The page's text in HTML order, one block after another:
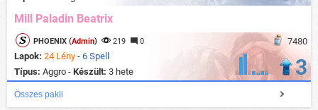
Mill Paladin Beatrix
7480
PHOENIX (Admin) 219 0
Lapok: 24 Lény - 6 Spell
Típus: Aggro - Készült: 3 hete 3
Összes pakli